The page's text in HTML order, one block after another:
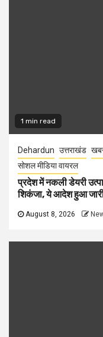
1 min read
Dehardun उत्तराखंड
सोशल मीडिया वायरल
प्रदेश में नकली डेयरी
शिकंजा, ये आदेश हुआ
August 8, 2026